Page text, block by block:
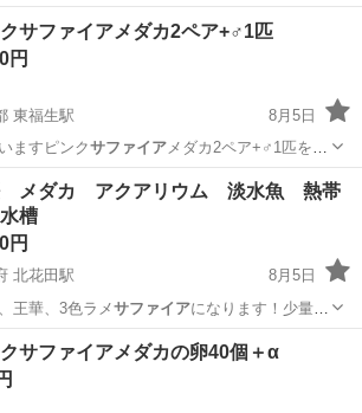
サファイアメダカ2ペア+♂1匹
円
東福生駅
8月5日
ますピンクサファイアメダカ2ペア+♂1匹をお
福生駅 その他 メダカ
メダカ アクアリウム 淡水魚 熱帯
槽
円
北花田駅
8月5日
王華、3色ラメサファイアになります！少量ず
田駅 その他 メダカ
サファイアメダカの卵40個＋α